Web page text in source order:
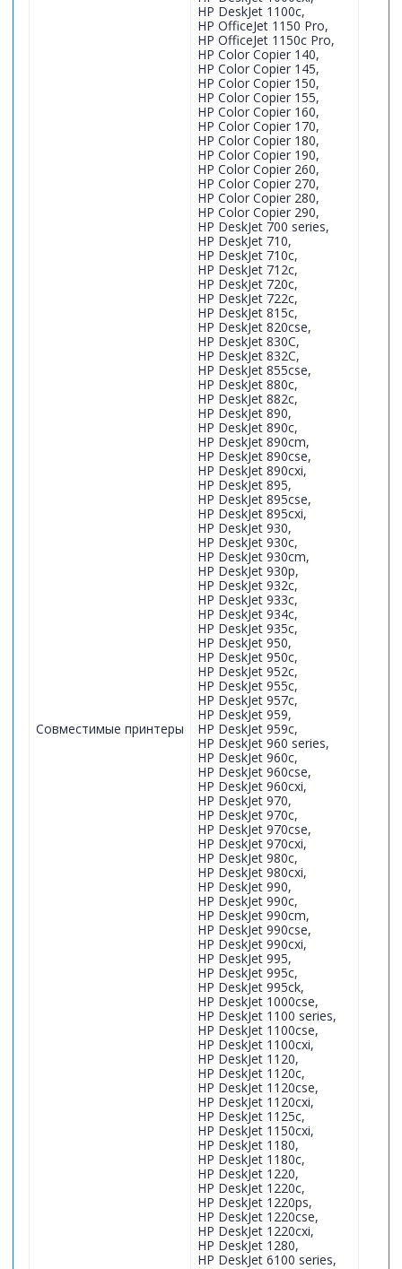
Совместимые принтеры
HP DeskJet 1100c,
HP OfficeJet 1150 Pro,
HP OfficeJet 1150c Pro,
HP Color Copier 140,
HP Color Copier 145,
HP Color Copier 150,
HP Color Copier 155,
HP Color Copier 160,
HP Color Copier 170,
HP Color Copier 180,
HP Color Copier 190,
HP Color Copier 260,
HP Color Copier 270,
HP Color Copier 280,
HP Color Copier 290,
HP DeskJet 700 series,
HP DeskJet 710,
HP DeskJet 710c,
HP DeskJet 712c,
HP DeskJet 720c,
HP DeskJet 722c,
HP DeskJet 815c,
HP DeskJet 820cse,
HP DeskJet 830C,
HP DeskJet 832C,
HP DeskJet 855cse,
HP DeskJet 880c,
HP DeskJet 882c,
HP DeskJet 890,
HP DeskJet 890c,
HP DeskJet 890cm,
HP DeskJet 890cse,
HP DeskJet 890cxi,
HP DeskJet 895,
HP DeskJet 895cse,
HP DeskJet 895cxi,
HP DeskJet 930,
HP DeskJet 930c,
HP DeskJet 930cm,
HP DeskJet 930p,
HP DeskJet 932c,
HP DeskJet 933c,
HP DeskJet 934c,
HP DeskJet 935c,
HP DeskJet 950,
HP DeskJet 950c,
HP DeskJet 952c,
HP DeskJet 955c,
HP DeskJet 957c,
HP DeskJet 959,
HP DeskJet 959c,
HP DeskJet 960 series,
HP DeskJet 960c,
HP DeskJet 960cse,
HP DeskJet 960cxi,
HP DeskJet 970,
HP DeskJet 970c,
HP DeskJet 970cse,
HP DeskJet 970cxi,
HP DeskJet 980c,
HP DeskJet 980cxi,
HP DeskJet 990,
HP DeskJet 990c,
HP DeskJet 990cm,
HP DeskJet 990cse,
HP DeskJet 990cxi,
HP DeskJet 995,
HP DeskJet 995c,
HP DeskJet 995ck,
HP DeskJet 1000cse,
HP DeskJet 1100 series,
HP DeskJet 1100cse,
HP DeskJet 1100cxi,
HP DeskJet 1120,
HP DeskJet 1120c,
HP DeskJet 1120cse,
HP DeskJet 1120cxi,
HP DeskJet 1125c,
HP DeskJet 1150cxi,
HP DeskJet 1180,
HP DeskJet 1180c,
HP DeskJet 1220,
HP DeskJet 1220c,
HP DeskJet 1220ps,
HP DeskJet 1220cse,
HP DeskJet 1220cxi,
HP DeskJet 1280,
HP DeskJet 6100 series,